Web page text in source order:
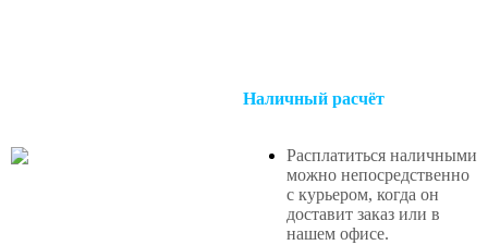
Наличный расчёт
Расплатиться наличными
можно непосредственно
с курьером, когда он
доставит заказ или в
нашем офисе.